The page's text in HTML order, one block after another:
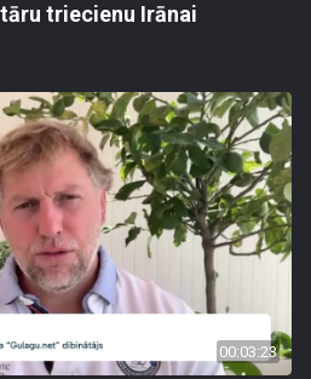
triecienu Irānai
00:03:23